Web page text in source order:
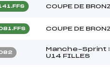
COUPE DE
COUPE DE
Manche-Sprint :
U14 FILLES